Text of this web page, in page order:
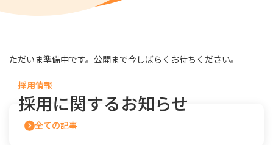
採用情報
採用に関するお知らせ
ただいま準備中です。公開まで今しばらくお待ちください。
全ての記事